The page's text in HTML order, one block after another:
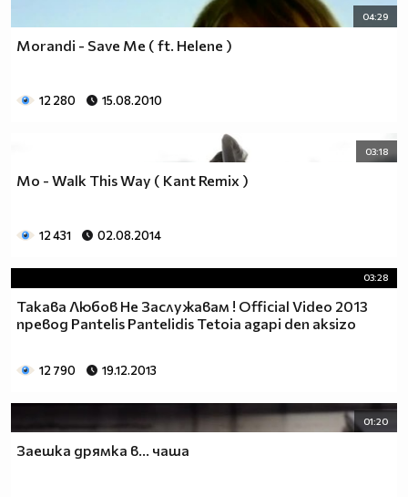
04:29
Morandi - Save Me ( ft. Helene )
12 280 15.08.2010
03:18
Mo - Walk This Way ( Kant Remix )
12 431 02.08.2014
03:28
Такава Любов Не Заслужавам ! Official Video 2013
превод Pantelis Pantelidis Tetoia agapi den aksizo
12 790 19.12.2013
01:20
Заешка дрямка в… чаша